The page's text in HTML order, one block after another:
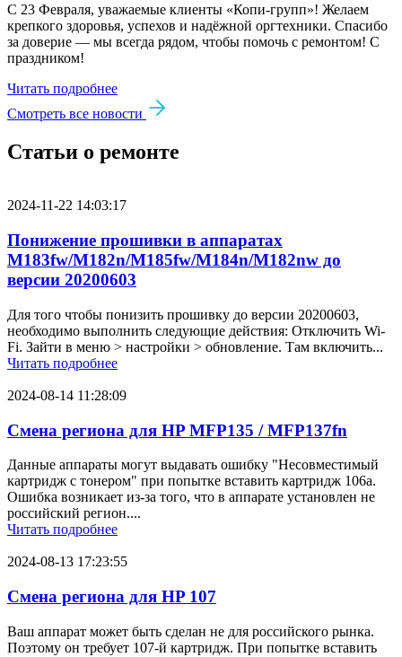
С 23 Февраля, уважаемые клиенты «Копи‑групп»! Желаем
крепкого здоровья, успехов и надёжной оргтехники. Спасибо
за доверие — мы всегда рядом, чтобы помочь с ремонтом! С
праздником!
Читать подробнее
Смотреть все новости
Статьи о ремонте
2024-11-22 14:03:17
Понижение прошивки в аппаратах
M183fw/M182n/M185fw/M184n/M182nw до
версии 20200603
Для того чтобы понизить прошивку до версии 20200603,
необходимо выполнить следующие действия: Отключить Wi-
Fi. Зайти в меню > настройки > обновление. Там включить...
Читать подробнее
2024-08-14 11:28:09
Смена региона для HP MFP135 / MFP137fn
Данные аппараты могут выдавать ошибку "Несовместимый
картридж с тонером" при попытке вставить картридж 106a.
Ошибка возникает из-за того, что в аппарате установлен не
российский регион....
Читать подробнее
2024-08-13 17:23:55
Смена региона для HP 107
Ваш аппарат может быть сделан не для российского рынка.
Поэтому он требует 107-й картридж. При попытке вставить